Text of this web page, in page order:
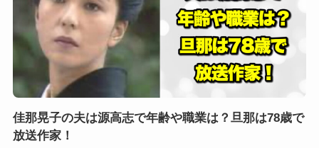
佳那晃子の夫は源高志で年齢や職業は？旦那は78歳で
放送作家！